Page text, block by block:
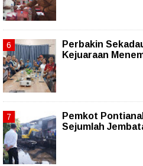
Perbakin
Kejuaraan
Pemkot
Sejumlah